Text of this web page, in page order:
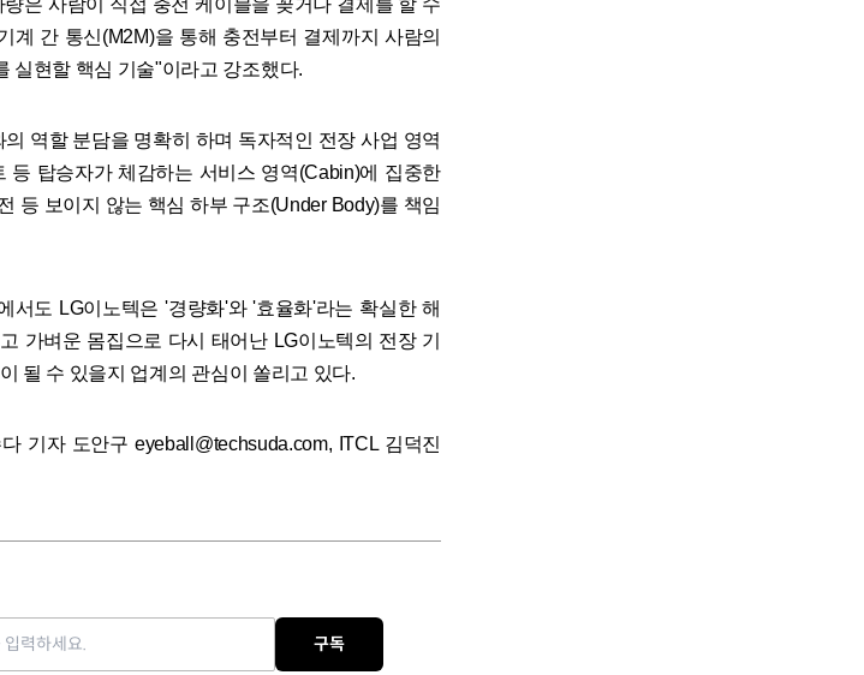
계 간 통신(M2M)을 통해 충전부터 결제까지 사람의
실현할 핵심 기술"이라고 강조했다.
역할 분담을 명확히 하며 독자적인 전장 사업 영역
등 탑승자가 체감하는 서비스 영역(Cabin)에 집중한
등 보이지 않는 핵심 하부 구조(Under Body)를 책임
서도 LG이노텍은 '경량화'와 '효율화'라는 확실한 해
가벼운 몸집으로 다시 태어난 LG이노텍의 전장 기
될 수 있을지 업계의 관심이 쏠리고 있다.
기자 도안구 eyeball@techsuda.com, ITCL 김덕진
구독